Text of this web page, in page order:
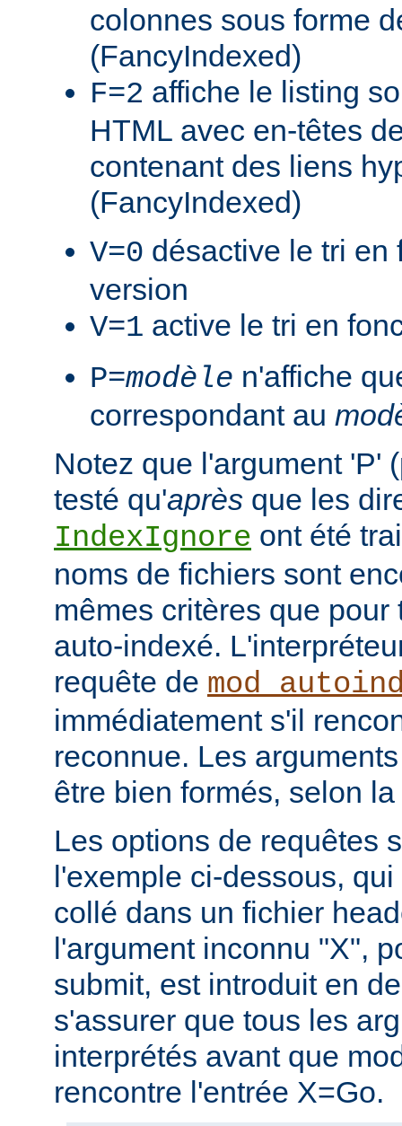
colonnes sous forme
(FancyIndexed)
F=2 affiche le listing
HTML avec en-têtes
contenant des liens
(FancyIndexed)
V=0 désactive le tri en
version
V=1 active le tri en
P=modèle n'affiche
correspondant au
Notez que l'argument 'P'
testé qu'après que les
IndexIgnore ont été
noms de fichiers sont
mêmes critères que pour
auto-indexé.
requête de
immédiatement s'il
reconnue. Les
être bien formés, selon
Les options de requêtes
l'exemple ci-dessous,
collé dans un fichier
l'argument inconnu "X",
submit, est introduit en
s'assurer que tous les
interprétés avant que
rencontre l'entrée X=Go.